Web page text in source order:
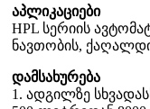
აპლიკაციები
HPL სერიის
ნავთობის,
დამსახურება
1. ადგილზე